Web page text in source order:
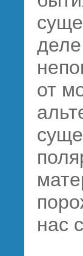
от
нас